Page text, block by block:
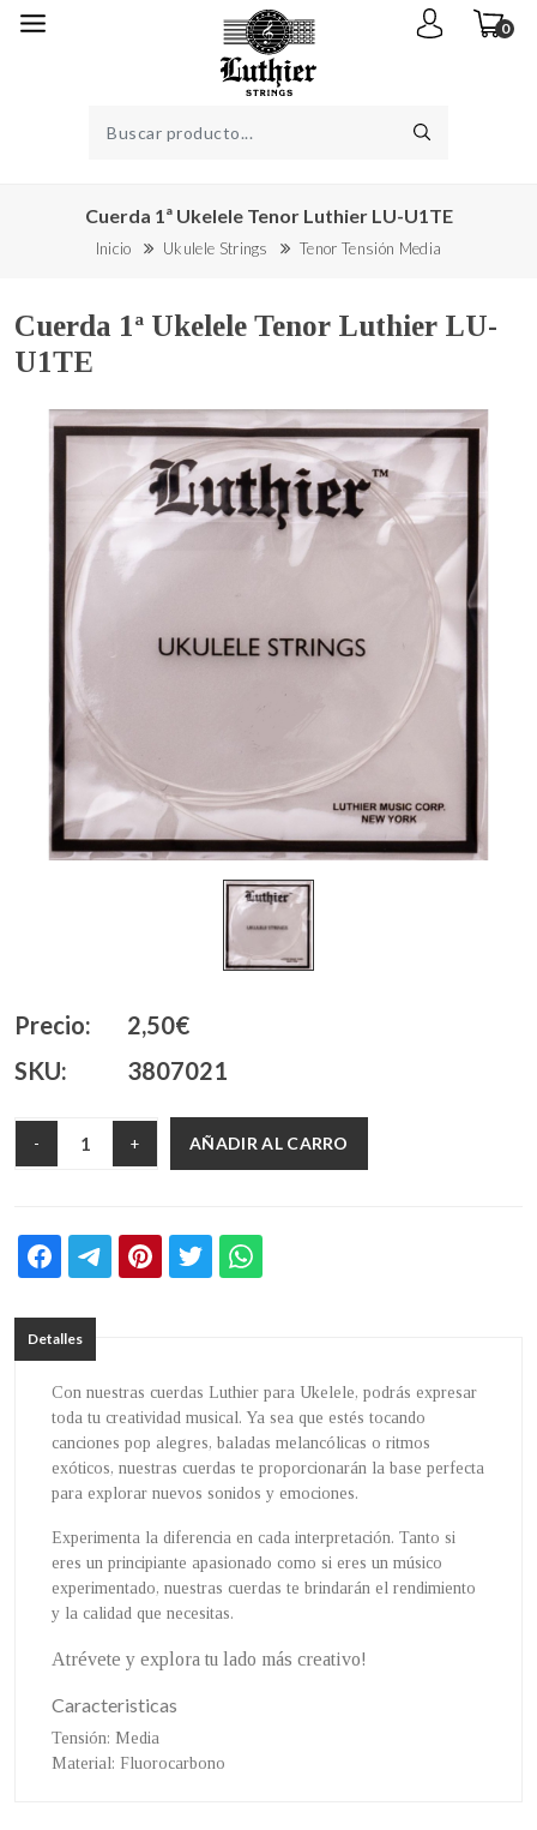
0
Cuerda 1ª Ukelele Tenor Luthier LU-U1TE
Inicio Ukulele Strings Tenor Tensión Media
Cuerda 1ª Ukelele Tenor Luthier LU-
U1TE
Precio:
2,50€
SKU:
3807021
- + AÑADIR AL CARRO
Detalles
Con nuestras cuerdas Luthier para Ukelele, podrás expresar
toda tu creatividad musical. Ya sea que estés tocando
canciones pop alegres, baladas melancólicas o ritmos
exóticos, nuestras cuerdas te proporcionarán la base perfecta
para explorar nuevos sonidos y emociones.
Experimenta la diferencia en cada interpretación. Tanto si
eres un principiante apasionado como si eres un músico
experimentado, nuestras cuerdas te brindarán el rendimiento
y la calidad que necesitas.
Atrévete y explora tu lado más creativo!
Caracteristicas
Tensión: Media
Material: Fluorocarbono